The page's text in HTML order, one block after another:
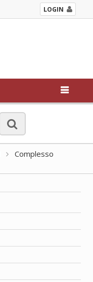
LOGIN
Complesso